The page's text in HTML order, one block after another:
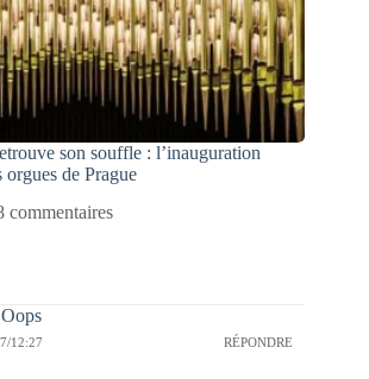
son souffle : l’inauguration
orgues de Prague
commentaires
12:27 RÉPONDRE